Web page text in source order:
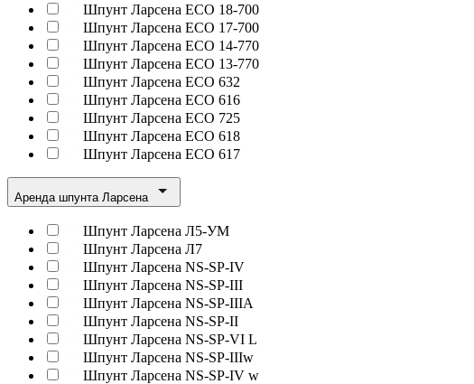
Шпунт Ларсена ECO 18-700
Шпунт Ларсена ECO 17-700
Шпунт Ларсена ECO 14-770
Шпунт Ларсена ECO 13-770
Шпунт Ларсена ECO 632
Шпунт Ларсена ECO 616
Шпунт Ларсена ECO 725
Шпунт Ларсена ECO 618
Шпунт Ларсена ECO 617
Аренда шпунта Ларсена
Шпунт Ларсена Л5-УМ
Шпунт Ларсена Л7
Шпунт Ларсена NS-SP-IV
Шпунт Ларсена NS-SP-III
Шпунт Ларсена NS-SP-IIIA
Шпунт Ларсена NS-SP-II
Шпунт Ларсена NS-SP-VI L
Шпунт Ларсена NS-SP-IIIw
Шпунт Ларсена NS-SP-IV w